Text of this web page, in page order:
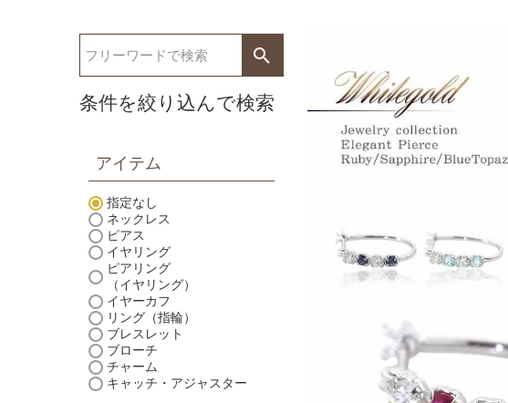
条件を絞り込んで検索
アイテム
指定なし
ネックレス
ピアス
イヤリング
ピアリング
（イヤリング）
イヤーカフ
リング（指輪）
ブレスレット
ブローチ
チャーム
キャッチ・アジャスター